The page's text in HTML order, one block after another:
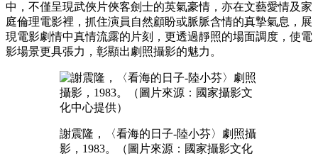
中，不僅呈現武俠片俠客劍士的英氣豪情，亦在文藝愛情及家
庭倫理電影裡，抓住演員自然顧盼或脈脈含情的真摯氣息，展
現電影劇情中真情流露的片刻，更透過靜照的場面調度，使電
影場景更具張力，彰顯出劇照攝影的魅力。
謝震隆，〈看海的日子-陸小芬〉劇照攝
影，1983。（圖片來源：國家攝影文化